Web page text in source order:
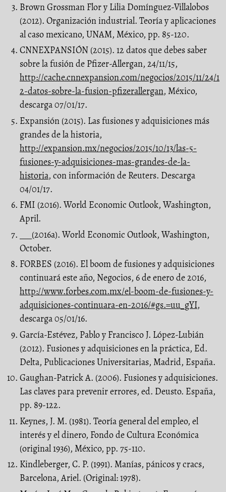
Brown Grossman Flor y Lilia Domínguez-Villalobos
(2012). Organización industrial. Teoría y aplicaciones
al caso mexicano, UNAM, México, pp. 85-120.
CNNEXPANSIÓN (2015). 12 datos que debes saber
sobre la fusión de Pfizer-Allergan, 24/11/15,
http://cache.cnnexpansion.com/negocios/2015/11/24/1
2-datos-sobre-la-fusion-pfizerallergan, México,
descarga 07/01/17.
Expansión (2015). Las fusiones y adquisiciones más
grandes de la historia,
http://expansion.mx/negocios/2015/10/13/las-5-
fusiones-y-adquisiciones-mas-grandes-de-la-
historia, con información de Reuters. Descarga
04/01/17.
FMI (2016). World Economic Outlook, Washington,
April.
___(2016a). World Economic Outlook, Washington,
October.
FORBES (2016). El boom de fusiones y adquisiciones
continuará este año, Negocios, 6 de enero de 2016,
http://www.forbes.com.mx/el-boom-de-fusiones-y-
adquisiciones-continuara-en-2016/#gs.=uu_gYI,
descarga 05/01/16.
García-Estévez, Pablo y Francisco J. López-Lubián
(2012). Fusiones y adquisiciones en la práctica, Ed.
Delta, Publicaciones Universitarias, Madrid, España.
Gaughan-Patrick A. (2006). Fusiones y adquisiciones.
Las claves para prevenir errores, ed. Deusto. España,
pp. 89-122.
Keynes, J. M. (1981). Teoría general del empleo, el
interés y el dinero, Fondo de Cultura Económica
(original 1936), México, pp. 75-110.
Kindleberger, C. P. (1991). Manías, pánicos y cracs,
Barcelona, Ariel. (Original: 1978).